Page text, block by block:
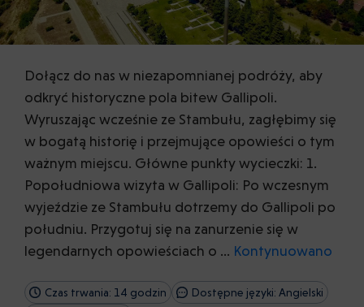
Dołącz do nas w niezapomnianej podróży, aby
odkryć historyczne pola bitew Gallipoli.
Wyruszając wcześnie ze Stambułu, zagłębimy się
w bogatą historię i przejmujące opowieści o tym
ważnym miejscu. Główne punkty wycieczki: 1.
Popołudniowa wizyta w Gallipoli: Po wczesnym
wyjeździe ze Stambułu dotrzemy do Gallipoli po
południu. Przygotuj się na zanurzenie się w
legendarnych opowieściach o … Kontynuowano
Czas trwania: 14 godzin
Dostępne języki: Angielski